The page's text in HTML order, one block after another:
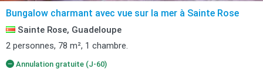
Bungalow charmant avec vue sur la mer à Sainte Rose
Sainte Rose, Guadeloupe
2 personnes, 78 m², 1 chambre.
Annulation gratuite (J-60)